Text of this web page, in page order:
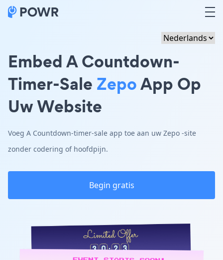
Embed A Countdown-
Timer-Sale ZepoApp Op
Uw Website
Voeg A Countdown-timer-sale app toe aan uw Zepo -site
zonder codering of hoofdpijn.
Begin gratis